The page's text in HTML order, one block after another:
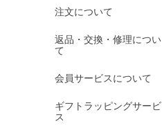
注文について
返品・交換・修理につい
て
会員サービスについて
ギフトラッピングサービ
ス